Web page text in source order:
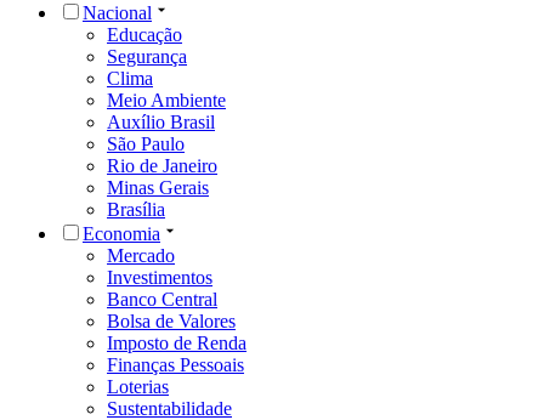
Nacional
Educação
Segurança
Clima
Meio Ambiente
Auxílio Brasil
São Paulo
Rio de Janeiro
Minas Gerais
Brasília
Economia
Mercado
Investimentos
Banco Central
Bolsa de Valores
Imposto de Renda
Finanças Pessoais
Loterias
Sustentabilidade